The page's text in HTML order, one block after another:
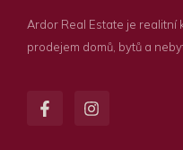
Ardor Real Estate je realitní
prodejem domů, bytů a